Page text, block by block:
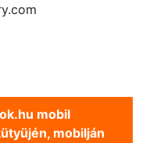
mobil
mobilján